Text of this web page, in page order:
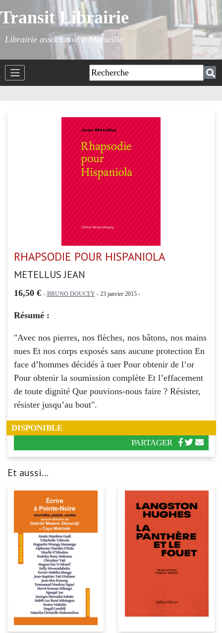
Transit Librairie
Librairie associative à Marseille
RHAPSODIE POUR HISPANIOLA
METELLUS JEAN
16,50 € - BRUNO DOUCEY- 23 janvier 2015 -
Résumé :
"Avec nos pierres, nos flèches, nos bâtons, nos mains
nues Et nos corps exposés sans aucune protection En
face d’hommes décidés à tuer Pour obtenir de l’or
Pour obtenir la soumission complète Et l’effacement
de toute dignité Que pouvions-nous faire ? Résister,
résister jusqu’au bout".
DISPONIBLE
PARTAGER
Et aussi...